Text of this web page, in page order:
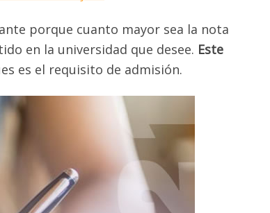
porque cuanto mayor sea la nota
en la universidad que desee. Este
es el requisito de admisión.